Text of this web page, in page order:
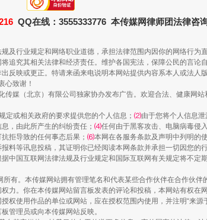
走近一线检察官
“
QQ在线：3555333776 本传媒网律师团法律咨
及行业规定和网络职业道德，承担法律范围内因你的网络行为
追究其相关法律和经济责任。维护各国宪法，保障公民的言论
反映或更正。特请来函来电说明本网站提供内容系本人或法人
心致谢！
媒（北京）有限公司独家协办发布广告。欢迎合法、健康网
定或相关政府的要求提供您的个人信息； ⑵由于您将个人信息
，由此所产生的纠纷责任； ⑷任何由于黑客攻击、电脑病毒侵
抗拒导致的任何事态后果； ⑹本网在各服务条款及声明中列明的
料等讯息投稿，其证明你已经阅读本网条款并承担一切因您的
中国互联网法律法规及行业规定和国际互联网有关规定将不定期
有。本传媒网站拥有管理笔名和代表某些合作伙伴在合作伙伴
力。你在本传媒网站留言板发表的评论和投稿，本网站有权在
使用作品的单位或网站，应在授权范围内使用，并注明“来源
管理员或向本传媒网站反映。